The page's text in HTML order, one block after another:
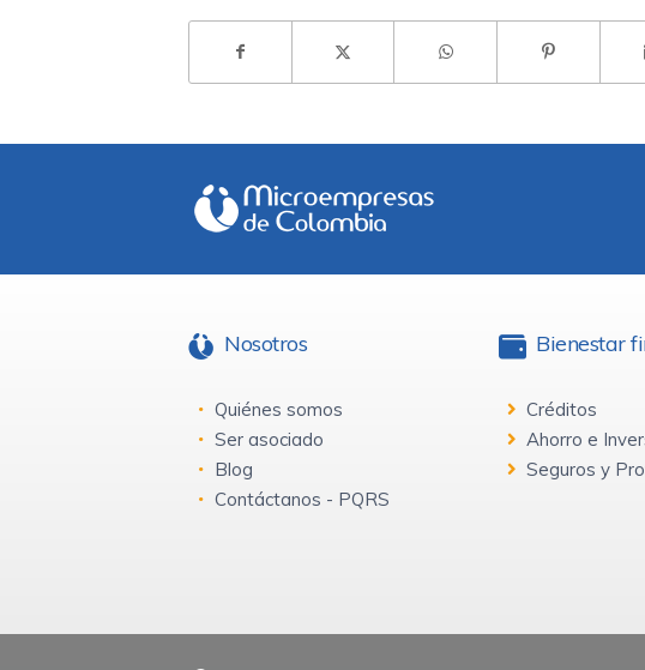
Nosotros
Quiénes somos
Ser asociado
Blog
Contáctanos - PQRS
Bienestar
Créditos
Ahorro e
Seguros y